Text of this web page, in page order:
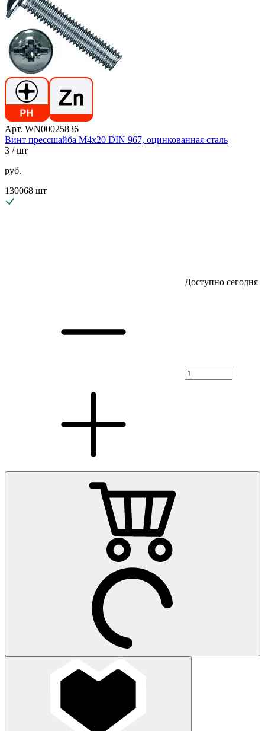
Арт. WN00025836
Винт прессшайба М4х20 DIN 967, оцинкованная сталь
3 / шт
руб.
130068 шт
Доступно сегодня